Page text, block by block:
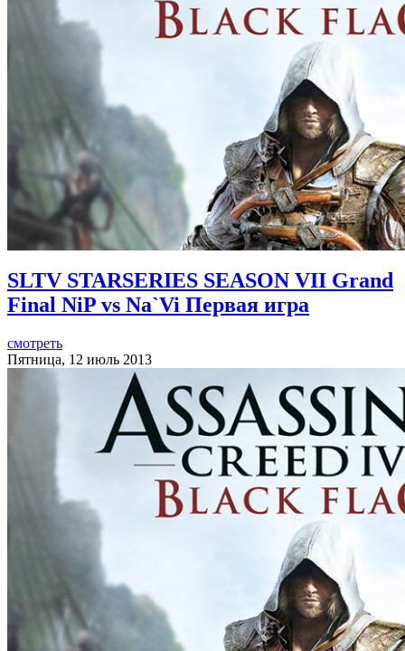
SLTV STARSERIES SEASON VII Grand
Final NiP vs Na`Vi Первая игра
смотреть
Пятница, 12 июль 2013